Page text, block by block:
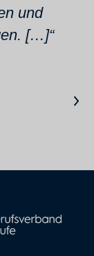
und
[…]“
Artikel